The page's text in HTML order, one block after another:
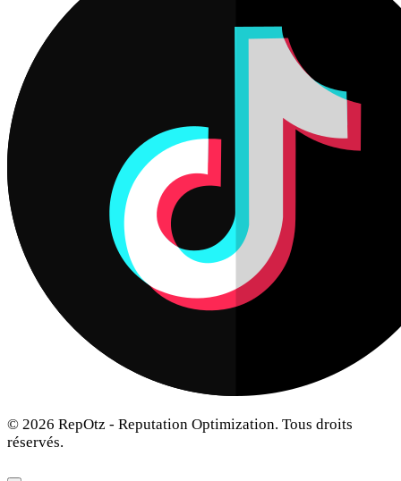
© 2026 RepOtz - Reputation Optimization. Tous droits
réservés.